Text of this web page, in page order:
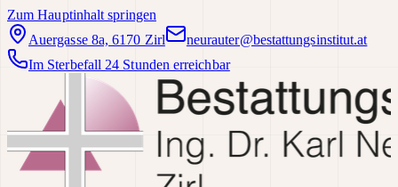
Zum Hauptinhalt springen
Auergasse 8a, 6170 Zirl
neurauter@bestattungsinstitut.at
Im Sterbefall 24 Stunden erreichbar